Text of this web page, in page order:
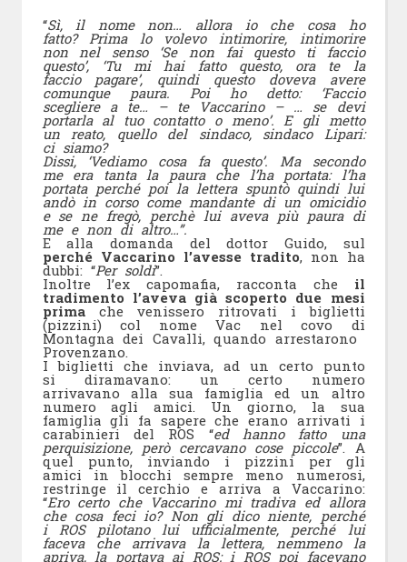
“Sì, il nome non… allora io che cosa ho
fatto? Prima lo volevo intimorire, intimorire
non nel senso ‘Se non fai questo ti faccio
questo’, ‘Tu mi hai fatto questo, ora te la
faccio pagare’, quindi questo doveva avere
comunque paura. Poi ho detto: ‘Faccio
scegliere a te… – te Vaccarino – … se devi
portarla al tuo contatto o meno’. E gli metto
un reato, quello del sindaco, sindaco Lipari:
ci siamo?
Dissi, ‘Vediamo cosa fa questo’. Ma secondo
me era tanta la paura che l’ha portata: l’ha
portata perché poi la lettera spuntò quindi lui
andò in corso come mandante di un omicidio
e se ne fregò, perchè lui aveva più paura di
me e non di altro…”.
E alla domanda del dottor Guido, sul
perché Vaccarino l’avesse tradito, non ha
dubbi: “Per soldi”.
Inoltre l’ex capomafia, racconta che il
tradimento l’aveva già scoperto due mesi
primache venissero ritrovati i biglietti
(pizzini) col nome Vac nel covo di
Montagna dei Cavalli, quando arrestarono
Provenzano.
I biglietti che inviava, ad un certo punto
si diramavano: un certo numero
arrivavano alla sua famiglia ed un altro
numero agli amici. Un giorno, la sua
famiglia gli fa sapere che erano arrivati i
carabinieri del ROS “ed hanno fatto una
perquisizione, però cercavano cose piccole”. A
quel punto, inviando i pizzini per gli
amici in blocchi sempre meno numerosi,
restringe il cerchio e arriva a Vaccarino:
“Ero certo che Vaccarino mi tradiva ed allora
che cosa feci io? Non gli dico niente, perché
i ROS pilotano lui ufficialmente, perché lui
faceva che arrivava la lettera, nemmeno la
apriva, la portava ai ROS; i ROS poi facevano